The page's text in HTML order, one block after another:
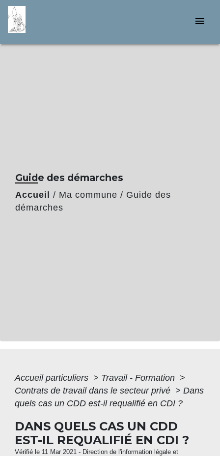
menu
Guide des démarches
Accueil / Ma commune / Guide des
démarches
Accueil particuliers > Travail - Formation >
Contrats de travail dans le secteur privé > Dans
quels cas un CDD est-il requalifié en CDI ?
DANS QUELS CAS UN CDD
EST-IL REQUALIFIÉ EN CDI ?
Vérifié le 11 Mar 2021 - Direction de l'information légale et